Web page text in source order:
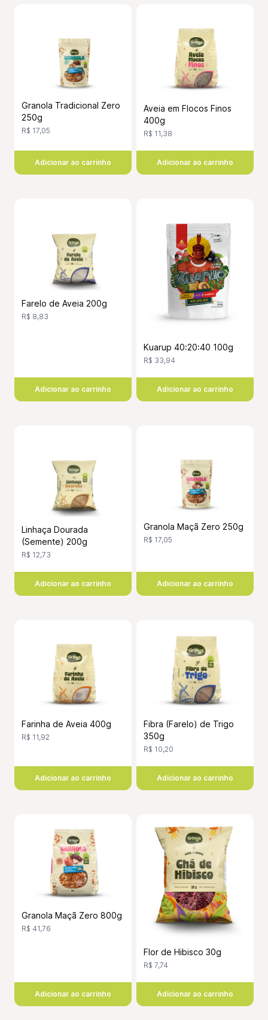
Granola Tradicional Zero
250g
R$ 17,05
Adicionar ao carrinho
Aveia em Flocos Finos
400g
R$ 11,38
Adicionar ao carrinho
Farelo de Aveia 200g
R$ 8,83
Adicionar ao carrinho
Kuarup 40:20:40 100g
R$ 33,94
Adicionar ao carrinho
Linhaça Dourada
(Semente) 200g
R$ 12,73
Adicionar ao carrinho
Granola Maçã Zero 250g
R$ 17,05
Adicionar ao carrinho
Farinha de Aveia 400g
R$ 11,92
Adicionar ao carrinho
Fibra (Farelo) de Trigo
350g
R$ 10,20
Adicionar ao carrinho
Granola Maçã Zero 800g
R$ 41,76
Adicionar ao carrinho
Flor de Hibisco 30g
R$ 7,74
Adicionar ao carrinho